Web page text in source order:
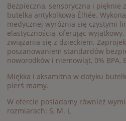
Bezpieczna, sensoryczna i pięknie
butelka antykolkowa Élhée.
medycznej wyróżnia się czystymi
elastycznością, oferując
związania się z dzieckiem.
poszanowaniem standardów
noworodków i niemowląt, 0% BPA,
Miękka i aksamitna w dotyku
pierś mamy.
W ofercie posiadamy również
rozmiarach: S, M. L